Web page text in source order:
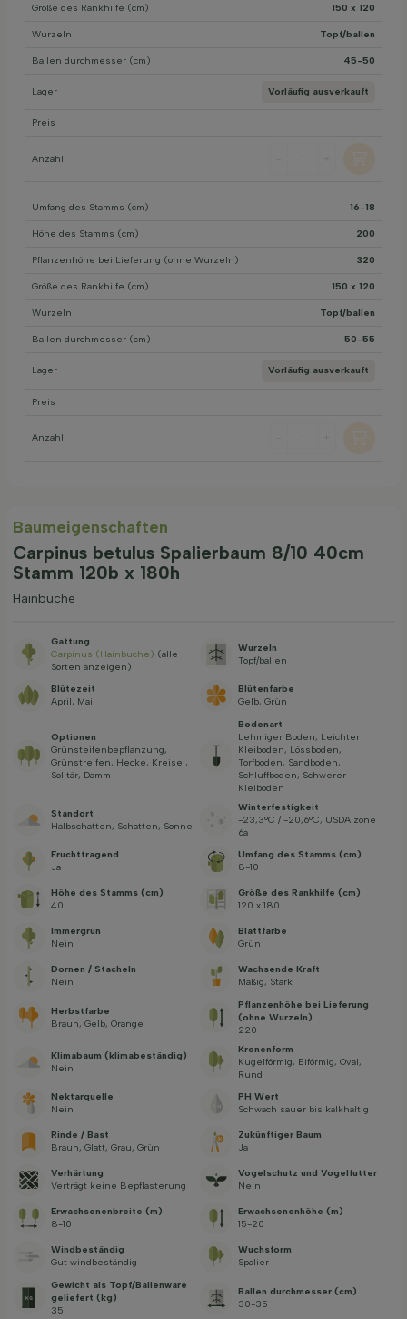
Größe des Rankhilfe (cm) 150 x 120
Wurzeln Topf/ballen
Ballen durchmesser (cm) 45-50
Lager Vorläufig ausverkauft
Preis
Anzahl
Umfang des Stamms (cm) 16-18
Höhe des Stamms (cm) 200
Pflanzenhöhe bei Lieferung (ohne Wurzeln) 320
Größe des Rankhilfe (cm) 150 x 120
Wurzeln Topf/ballen
Ballen durchmesser (cm) 50-55
Lager Vorläufig ausverkauft
Preis
Anzahl
Baum­eigen­schaften
Carpinus betulus Spalierbaum 8/10 40cm
Stamm 120b x 180h
Hainbuche
Gattung
Carpinus (Hainbuche) (alle
Sorten anzeigen)
Wurzeln
Topf/ballen
Blütezeit
April, Mai
Blütenfarbe
Gelb, Grün
Optionen
Grünsteifenbepflanzung,
Grünstreifen, Hecke, Kreisel,
Solitär, Damm
Bodenart
Lehmiger Boden, Leichter
Kleiboden, Lössboden,
Torfboden, Sandboden,
Schluffboden, Schwerer
Kleiboden
Standort
Halbschatten, Schatten, Sonne
Winterfestigkeit
-23,3°C / -20,6°C, USDA zone
6a
Fruchttragend
Ja
Umfang des Stamms (cm)
8-10
Höhe des Stamms (cm)
40
Größe des Rankhilfe (cm)
120 x 180
Immergrün
Nein
Blattfarbe
Grün
Dornen / Stacheln
Nein
Wachsende Kraft
Mäßig, Stark
Herbstfarbe
Braun, Gelb, Orange
Pflanzenhöhe bei Lieferung
(ohne Wurzeln)
220
Klimabaum (klimabeständig)
Nein
Kronenform
Kugelförmig, Eiförmig, Oval,
Rund
Nektarquelle
Nein
PH Wert
Schwach sauer bis kalkhaltig
Rinde / Bast
Braun, Glatt, Grau, Grün
Zukünftiger Baum
Ja
Verhärtung
Verträgt keine Bepflasterung
Vogelschutz und Vogelfutter
Nein
Erwachsenenbreite (m)
8-10
Erwachsenenhöhe (m)
15-20
Windbeständig
Gut windbeständig
Wuchsform
Spalier
Gewicht als Topf/Ballenware
geliefert (kg)
35
Ballen durchmesser (cm)
30-35